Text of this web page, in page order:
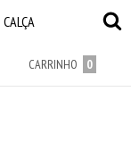
CARRINHO 0